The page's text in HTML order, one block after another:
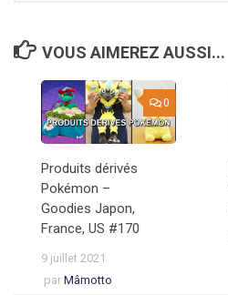
VOUS AIMEREZ AUSSI...
0
Produits dérivés
Pokémon –
Goodies Japon,
France, US #170
9 juillet 2021
par Mâmotto